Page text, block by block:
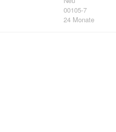
00105-7
24 Monate